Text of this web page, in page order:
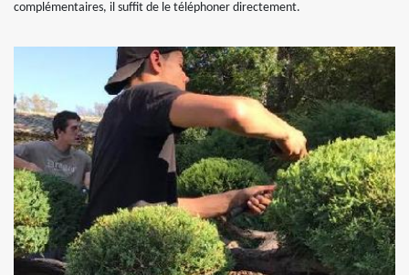
complémentaires, il suffit de le téléphoner directement.